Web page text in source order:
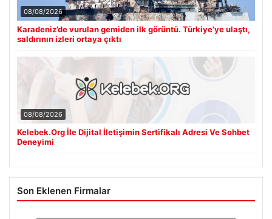
Kelebek.Org İle Dijital İletişimin Sertifikalı Adresi Ve Sohbet
Son Eklenen Firmalar